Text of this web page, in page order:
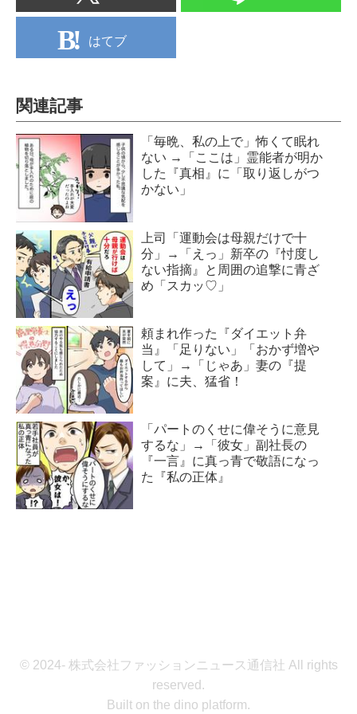
はてブ
関連記事
「毎晩、私の上で」怖くて眠れ
ない →「ここは」霊能者が明か
した『真相』に「取り返しがつ
かない」
上司「運動会は母親だけで十
分」→「えっ」新卒の『忖度し
ない指摘』と周囲の追撃に青ざ
め「スカッ♡」
頼まれ作った『ダイエット弁
当』「足りない」「おかず増や
して」→「じゃあ」妻の『提
案』に夫、猛省！
「パートのくせに偉そうに意見
するな」→「彼女」副社長の
『一言』に真っ青で敬語になっ
た『私の正体』
© 2024- 株式会社ファッションニュース通信社 All rights
reserved.
Built on the dino platform.